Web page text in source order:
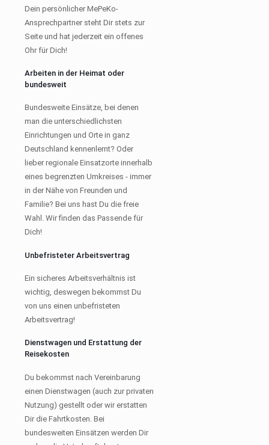
Dein persönlicher MePeKo-
Ansprechpartner steht Dir stets zur
Seite und hat jederzeit ein offenes
Ohr für Dich!
Arbeiten in der Heimat oder
bundesweit
Bundesweite Einsätze, bei denen
man die unterschiedlichsten
Einrichtungen und Orte in ganz
Deutschland kennenlernt? Oder
lieber regionale Einsatzorte innerhalb
eines begrenzten Umkreises - immer
in der Nähe von Freunden und
Familie? Bei uns hast Du die freie
Wahl. Wir finden das Passende für
Dich!
Unbefristeter Arbeitsvertrag
Ein sicheres Arbeitsverhältnis ist
wichtig, deswegen bekommst Du
von uns einen unbefristeten
Arbeitsvertrag!
Dienstwagen und Erstattung der
Reisekosten
Du bekommst nach Vereinbarung
einen Dienstwagen (auch zur privaten
Nutzung) gestellt oder wir erstatten
Dir die Fahrtkosten. Bei
bundesweiten Einsätzen werden Dir